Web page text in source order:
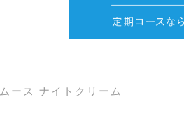
Hydra
ース ナイトクリーム